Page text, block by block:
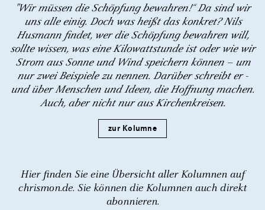
"Wir müssen die Schöpfung bewahren!“ Da sind wir
uns alle einig. Doch was heißt das konkret? Nils
Husmann findet, wer die Schöpfung bewahren will,
sollte wissen, was eine Kilowattstunde ist oder wie wir
Strom aus Sonne und Wind speichern können – um
nur zwei Beispiele zu nennen. Darüber schreibt er -
und über Menschen und Ideen, die Hoffnung machen.
Auch, aber nicht nur aus Kirchenkreisen.
zur Kolumne
Hier finden Sie eine Übersicht aller Kolumnen auf
chrismon.de. Sie können die Kolumnen auch direkt
abonnieren.